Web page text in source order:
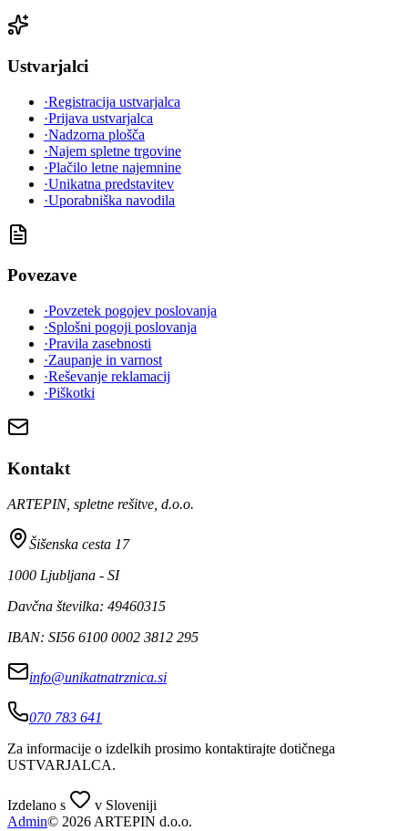
Ustvarjalci
·Registracija ustvarjalca
·Prijava ustvarjalca
·Nadzorna plošča
·Najem spletne trgovine
·Plačilo letne najemnine
·Unikatna predstavitev
·Uporabniška navodila
Povezave
·Povzetek pogojev poslovanja
·Splošni pogoji poslovanja
·Pravila zasebnosti
·Zaupanje in varnost
·Reševanje reklamacij
·Piškotki
Kontakt
ARTEPIN, spletne rešitve, d.o.o.
Šišenska cesta 17
1000 Ljubljana - SI
Davčna številka: 49460315
IBAN: SI56 6100 0002 3812 295
info@unikatnatrznica.si
070 783 641
Za informacije o izdelkih prosimo kontaktirajte dotičnega
USTVARJALCA.
Izdelano s
v Sloveniji
Admin© 2026 ARTEPIN d.o.o.